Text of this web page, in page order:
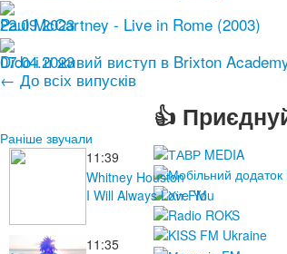
Раніше звучали
11:39
Whitney Houston
I Will Always Love You
11:35
22.09.2023
Paul McCartney - Live in Rome (2003)
07.04.2023
Dido і її живий виступ в Brixton
← До всіх випусків
👍